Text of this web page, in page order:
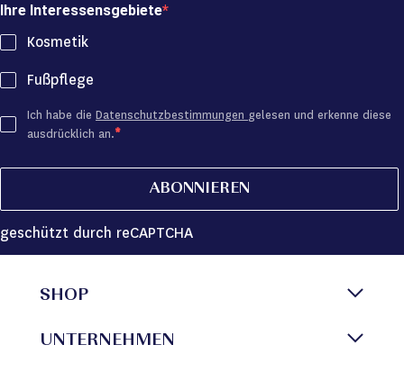
Ihre Interessensgebiete
Kosmetik
Fußpflege
Ich habe die Datenschutzbestimmungen gelesen und erkenne diese
ausdrücklich an.
ABONNIEREN
geschützt durch reCAPTCHA
SHOP
UNTERNEHMEN